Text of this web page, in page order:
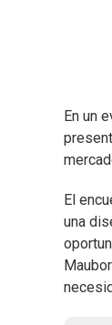
En un
El
una